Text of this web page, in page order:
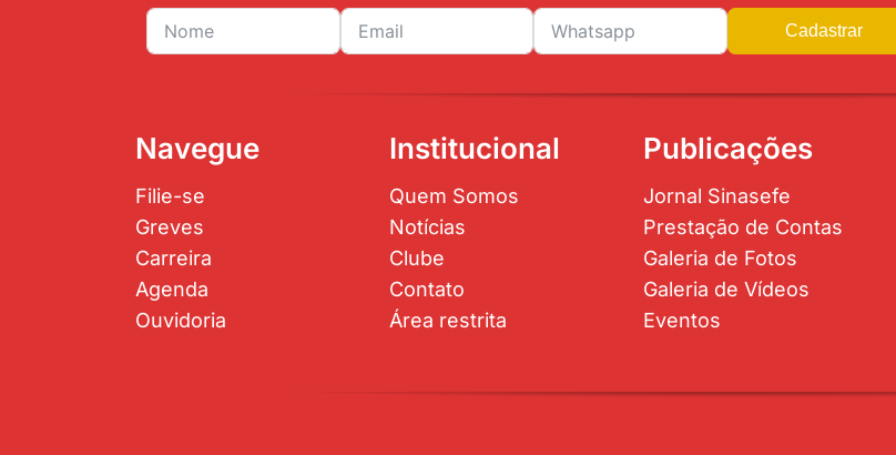
Cadastrar
Navegue
Filie-se
Greves
Carreira
Agenda
Ouvidoria
Institucional
Quem Somos
Notícias
Clube
Contato
Área restrita
Publicações
Jornal Sinasefe
Prestação de Contas
Galeria de Fotos
Galeria de Vídeos
Eventos